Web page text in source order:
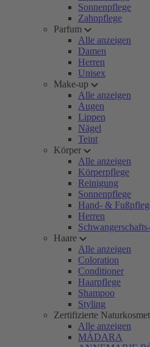
Sonnenpflege
Zahnpflege
Parfum
Alle anzeigen
Damen
Herren
Unisex
Make-up
Alle anzeigen
Augen
Lippen
Nägel
Teint
Körper
Alle anzeigen
Körperpflege
Reinigung
Sonnenpflege
Hand- &
Herren
Haare
Alle anzeigen
Coloration
Conditioner
Haarpflege
Shampoo
Styling
Zertifizierte
Alle anzeigen
MÁDARA